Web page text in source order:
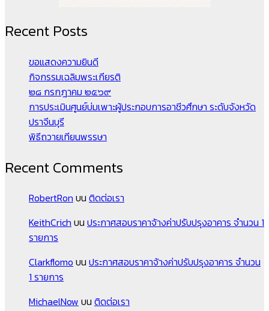
Recent Posts
ขอแสดงความยินดี
กิจกรรมเฉลิมพระเกียรติ
๒๘ กรกฎาคม ๒๕๖๙
การประเมินศูนย์บ่มเพาะผู้ประกอบการอาชีวศึกษา ระดับจังหวัด
ปราจีนบุรี
พิธีถวายเทียนพรรษา
Recent Comments
RobertRon บน ติดต่อเรา
KeithCrich บน ประกาศสอบราคาจ้างค่าปรับปรุงอาคาร จำนวน 1
รายการ
Clarkflomo บน ประกาศสอบราคาจ้างค่าปรับปรุงอาคาร จำนวน
1 รายการ
MichaelNow บน ติดต่อเรา